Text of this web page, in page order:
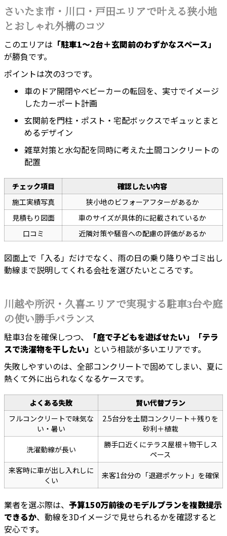
さいたま市・川口・戸田エリアで叶える狭小地
とおしゃれ外構のコツ
このエリアは 「駐車1〜2台＋玄関前のわずかなスペース」
が勝負です。
ポイントは次の3つです。
車のドア開閉やベビーカーの転回を、実寸でイメージ
したカーポート計画
玄関前を門柱・ポスト・宅配ボックスでギュッとまと
めるデザイン
雑草対策と水勾配を同時に考えた土間コンクリートの
配置
チェック項目
確認したい内容
施工実績写真
狭小地のビフォーアフターがあるか
見積もり図面
車のサイズが具体的に記載されているか
口コミ
近隣対策や騒音への配慮の評価があるか
図面上で「入る」だけでなく、雨の日の乗り降りやゴミ出し
動線まで説明してくれる会社を選びたいところです。
川越や所沢・久喜エリアで実現する駐車3台や庭
の使い勝手バランス
駐車3台を確保しつつ、
「庭で子どもを遊ばせたい」「テラ
スで洗濯物を干したい」 という相談が多いエリアです。
失敗しやすいのは、全部コンクリートで固めてしまい、夏に
熱くて外に出られなくなるケースです。
よくある失敗
賢い代替プラン
フルコンクリートで味気な
い・暑い
2.5台分を土間コンクリート＋残りを
砂利＋植栽
洗濯動線が長い
勝手口近くにテラス屋根＋物干しス
ペース
来客時に車が出し入れしに
くい
来客1台分の「退避ポケット」を確保
業者を選ぶ際は、 予算150万前後のモデルプランを複数提示
できるか、動線を3Dイメージで見せられるかを確認すると
安心です。